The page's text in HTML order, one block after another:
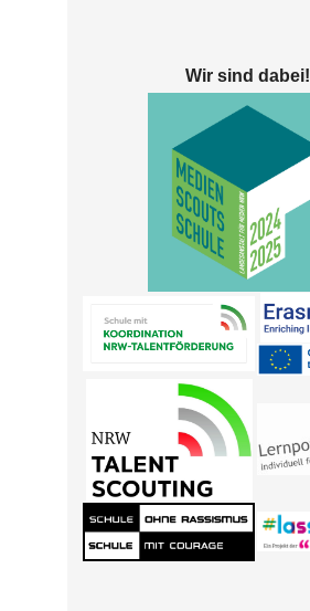
Wir sind dabei!